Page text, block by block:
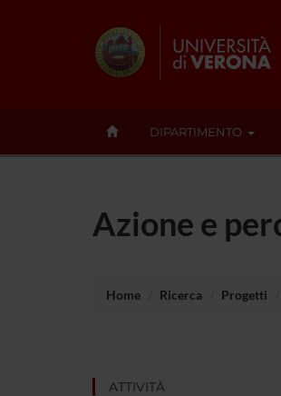
DIPARTIMENTO
Azione e
Home Ricerca Progetti
ATTIVITÀ